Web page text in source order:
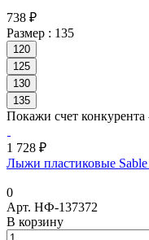
738 ₽
Размер : 135
120
125
130
135
Покажи счет
1 728 ₽
Лыжи пластиковые
0
Арт. НФ-137372
В корзину